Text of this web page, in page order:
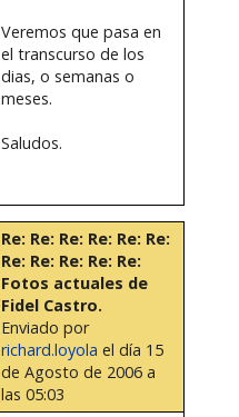
Veremos que pasa en
el transcurso de los
dias, o semanas o
meses.
Saludos.
Re: Re: Re: Re: Re: Re:
Re: Re: Re: Re: Re:
Fotos actuales de
Fidel Castro.
Enviado por
richard.loyola el día 15
de Agosto de 2006 a
las 05:03